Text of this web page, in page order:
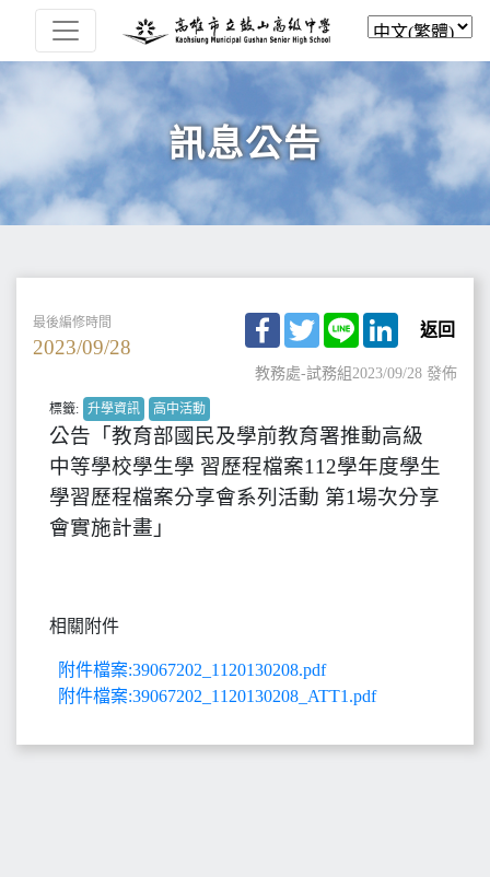
訊息公告
最後編修時間
2023/09/28
Facebook
TwitterLine LinkedIn
返回
教務處-試務組2023/09/28 發佈
標籤: 升學資訊 高中活動
公告「教育部國民及學前教育署推動高級
中等學校學生學 習歷程檔案112學年度學生
學習歷程檔案分享會系列活動 第1場次分享
會實施計畫」
相關附件
附件檔案:39067202_1120130208.pdf
附件檔案:39067202_1120130208_ATT1.pdf